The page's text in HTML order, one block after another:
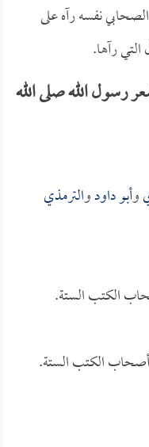
نفسه رآه على
رآها.
رسول الله صلى الله
وأبو داودوالترمذي
الكتب الستة.
الكتب الستة.